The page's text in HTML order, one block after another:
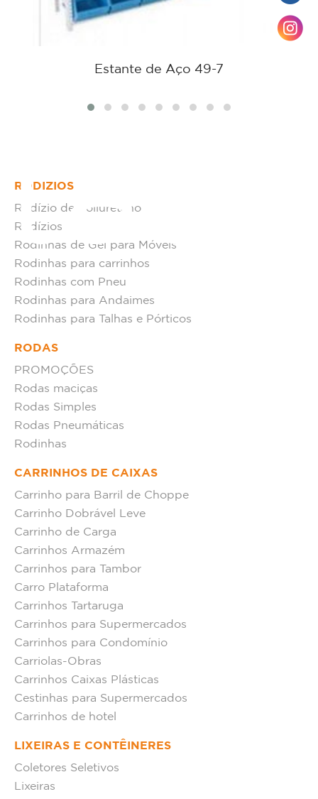
Estante de Aço 49-7
RODÍZIOS
Rodízio de Poliuretano
Rodízios
Rodinhas de Gel para Móveis
Rodinhas para carrinhos
Rodinhas com Pneu
Rodinhas para Andaimes
Rodinhas para Talhas e Pórticos
RODAS
PROMOÇÕES
Rodas maciças
Rodas Simples
Rodas Pneumáticas
Rodinhas
CARRINHOS DE CAIXAS
Carrinho para Barril de Choppe
Carrinho Dobrável Leve
Carrinho de Carga
Carrinhos Armazém
Carrinhos para Tambor
Carro Plataforma
Carrinhos Tartaruga
Carrinhos para Supermercados
Carrinhos para Condomínio
Carriolas-Obras
Carrinhos Caixas Plásticas
Cestinhas para Supermercados
Carrinhos de hotel
LIXEIRAS E CONTÊINERES
Coletores Seletivos
Lixeiras